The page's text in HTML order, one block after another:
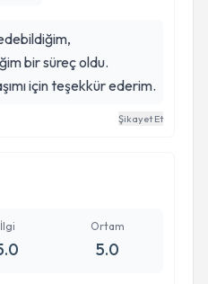
bir süreç oldu.
için teşekkür ederim.
Şikayet Et
İlgi Ortam
5.0